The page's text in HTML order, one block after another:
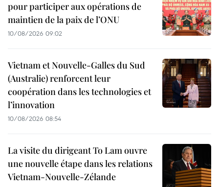
pour participer aux opérations de
maintien de la paix de l’ONU
10/08/2026 09:02
Vietnam et Nouvelle-Galles du Sud
(Australie) renforcent leur
coopération dans les technologies et
l’innovation
10/08/2026 08:54
La visite du dirigeant To Lam ouvre
une nouvelle étape dans les relations
Vietnam-Nouvelle-Zélande